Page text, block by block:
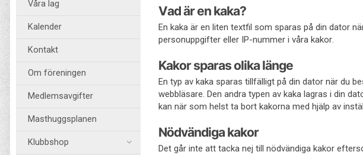
Våra lag
Kalender
Kontakt
Om föreningen
Medlemsavgifter
Masthuggsplanen
Klubbshop
Vad är en kaka?
En kaka är en liten textfil som sparas på din dator
personuppgifter eller IP-nummer i våra kakor.
Kakor sparas olika länge
En typ av kaka sparas tillfälligt på din dator när du
webbläsare. Den andra typen av kaka lagras i din
kan när som helst ta bort kakorna med hjälp av
Nödvändiga kakor
Det går inte att tacka nej till nödvändiga kakor